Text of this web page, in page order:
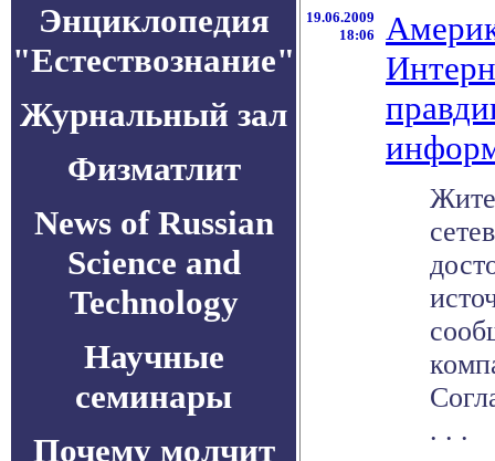
Энциклопедия
"Естествознание"
Журнальный зал
Физматлит
News of Russian
Science and
Technology
Научные
семинары
Почему молчит
19.06.2009
18:06
. . .